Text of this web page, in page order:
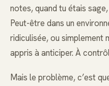
notes, quand tu étais
Peut-être dans un
ridiculisée, ou simplement
appris à anticiper. À
Mais le problème, c’est